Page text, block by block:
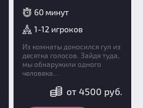
60 минут
1-12 игроков
Из комнаты доносился гул из
десятка голосов. Зайдя туда,
мы обнаружили одного
человека…
от 4500 руб.